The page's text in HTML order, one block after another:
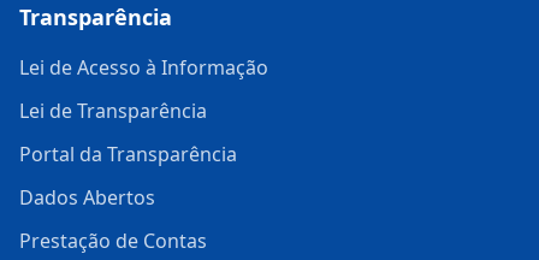
Transparência
Lei de Acesso à Informação
Lei de Transparência
Portal da Transparência
Dados Abertos
Prestação de Contas